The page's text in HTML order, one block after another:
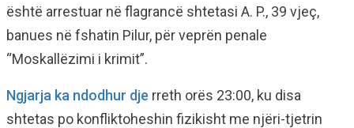
është arrestuar në flagrancë shtetasi A. P., 39 vjeç,
banues në fshatin Pilur, për veprën penale
“Moskallëzimi i krimit”.
Ngjarja ka ndodhur dje rreth orës 23:00, ku disa
shtetas po konfliktoheshin fizikisht me njëri-tjetrin